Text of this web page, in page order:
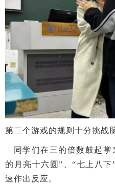
第二个游戏的规则十分挑战
同学们在三的倍数鼓起掌
的月亮十六圆”、“七上八
速作出反应。